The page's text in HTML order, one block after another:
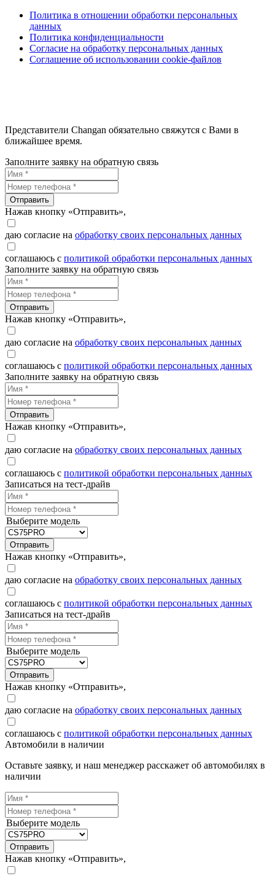
Политика в отношении обработки персональных
данных
Политика конфиденциальности
Согласие на обработку персональных данных
Соглашение об использовании cookie-файлов
Представители Changan обязательно свяжутся с Вами в
ближайшее время.
Заполните заявку на обратную связь
Отправить
Нажав кнопку «Отправить»,
даю согласие на обработку своих персональных данных
соглашаюсь с политикой обработки персональных данных
Заполните заявку на обратную связь
Отправить
Нажав кнопку «Отправить»,
даю согласие на обработку своих персональных данных
соглашаюсь с политикой обработки персональных данных
Заполните заявку на обратную связь
Отправить
Нажав кнопку «Отправить»,
даю согласие на обработку своих персональных данных
соглашаюсь с политикой обработки персональных данных
Записаться на тест-драйв
Выберите модель
Отправить
Нажав кнопку «Отправить»,
даю согласие на обработку своих персональных данных
соглашаюсь с политикой обработки персональных данных
Записаться на тест-драйв
Выберите модель
Отправить
Нажав кнопку «Отправить»,
даю согласие на обработку своих персональных данных
соглашаюсь с политикой обработки персональных данных
Автомобили в наличии
Оставьте заявку, и наш менеджер расскажет об автомобилях в
наличии
Выберите модель
Отправить
Нажав кнопку «Отправить»,